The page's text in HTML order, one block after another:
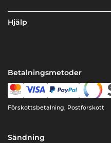
Hjälp
Betalningsmetoder
Förskottsbetalning, Postförskott
Sändning